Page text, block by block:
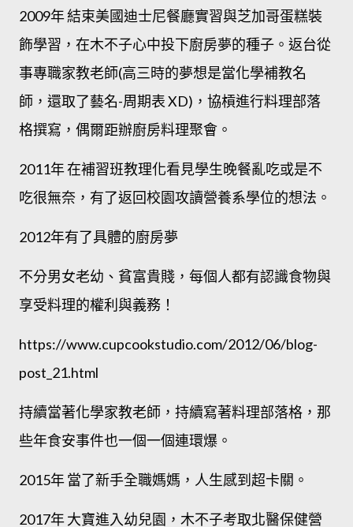
2009年 結束美國迪士尼餐廳實習與芝加哥蛋糕裝
飾學習，在木不子心中投下廚房夢的種子。返台從
事專職家教老師(高三時的夢想是當化學補教名
師，還取了藝名-周期表 XD)，協槓進行料理部落
格撰寫，偶爾距辦廚房料理聚會。
2011年 在補習班教理化看見學生晚餐亂吃或是不
吃很無奈，有了返回校園攻讀營養系學位的想法。
2012年有了具體的廚房夢
不分男女老幼、貧富貴賤，每個人都有認識食物與
享受料理的權利與義務！
https://www.cupcookstudio.com/2012/06/blog-
post_21.html
持續當著化學家教老師，持續寫著料理部落格，那
些年食安事件也一個一個連環爆。
2015年 當了新手全職媽媽，人生感到超卡關。
2017年 大寶進入幼兒園，木不子考取北醫保健營